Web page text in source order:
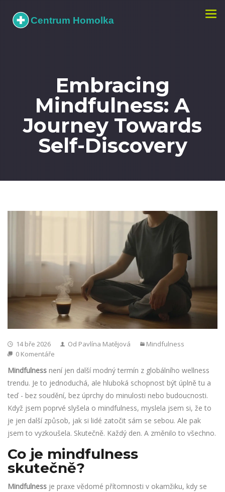
Embracing
Mindfulness: A
Journey Towards
Self-Discovery
14 bře 2026 Od Pavlína Matějová
Mindfulness
0 Komentáře
Mindfulness není jen další modný termín z globálního wellness
trendu. Je to jednoduchá, ale hluboká schopnost být úplně tu a
teď - bez soudění, bez úprchy do minulosti nebo budoucnosti.
Když jsem poprvé slyšela o mindfulness, myslela jsem si, že to
je jen další způsob, jak si lidé zatočit sám se sebou. Ale pak
jsem to vyzkoušela. Skutečně. Každý den. A změnilo to všechno.
Co je mindfulness
skutečně?
Mindfulness je praxe vědomé přítomnosti v okamžiku, kdy se